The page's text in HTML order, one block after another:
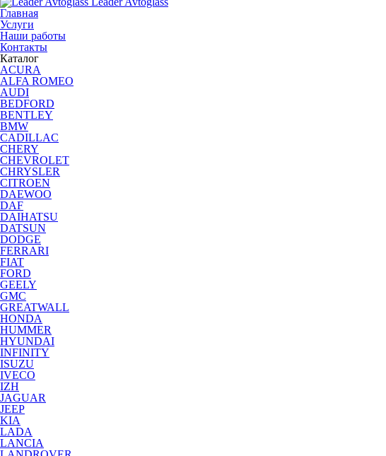
Главная
Услуги
Наши работы
Контакты
Каталог
ACURA
ALFA ROMEO
AUDI
BEDFORD
BENTLEY
BMW
CADILLAC
CHERY
CHEVROLET
CHRYSLER
CITROEN
DAEWOO
DAF
DAIHATSU
DATSUN
DODGE
FERRARI
FIAT
FORD
GEELY
GMC
GREATWALL
HONDA
HUMMER
HYUNDAI
INFINITY
ISUZU
IVECO
IZH
JAGUAR
JEEP
KIA
LADA
LANCIA